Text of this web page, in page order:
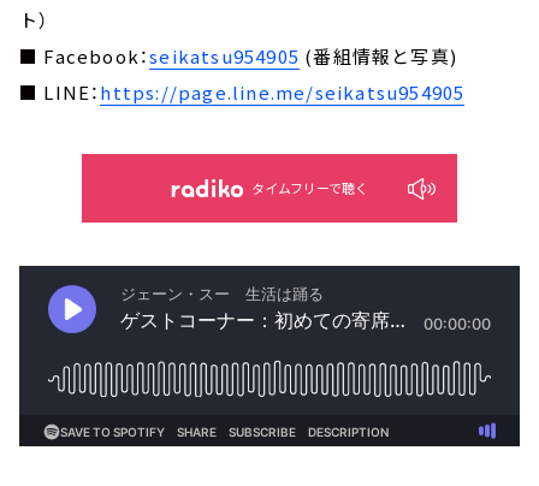
ト）
■ Facebook：seikatsu954905 (番組情報と写真)
■ LINE：https://page.line.me/seikatsu954905
タイムフリーで聴く